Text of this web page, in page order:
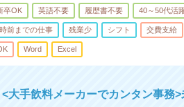
卒OK 英語不要 履歴書不要 40～50代活
前までの仕事 残業少 シフト 交費支給
Word Excel
大手飲料メーカーでカンタン事務>